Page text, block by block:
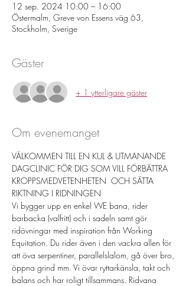
12 sep. 2024 10:00 – 16:00
Östermalm, Greve von Essens väg 63,
Stockholm, Sverige
Gäster
+ 1 ytterligare gäster
Om evenemanget
VÄLKOMMEN TILL EN KUL & UTMANANDE
DAGCLINIC FÖR DIG SOM VILL FÖRBÄTTRA
KROPPSMEDVETENHETEN  OCH SÄTTA
RIKTNING I RIDNINGEN
Vi bygger upp en enkel WE bana, rider
barbacka (valfritt) och i sadeln samt gör
ridövningar med inspiration från Working
Equitation. Du rider även i den vackra allen för
att öva serpentiner, parallelslalom, gå över bro,
öppna grind mm. Vi övar ryttarkänsla, takt och
balans och har roligt tillsammans. Ridvana